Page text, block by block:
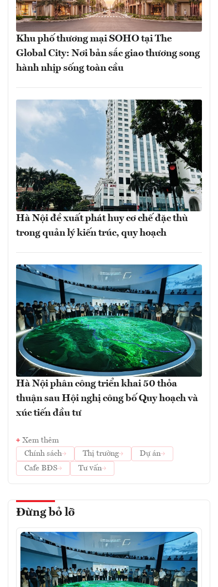
Khu phố thương mại SOHO tại The
Global City: Nơi bản sắc giao thương song
hành nhịp sống toàn cầu
Hà Nội đề xuất phát huy cơ chế đặc thù
trong quản lý kiến trúc, quy hoạch
Hà Nội phân công triển khai 50 thỏa
thuận sau Hội nghị công bố Quy hoạch và
xúc tiến đầu tư
Xem thêm
Chính sách
Thị trường
Dự án
Cafe BĐS
Tư vấn
Đừng bỏ lỡ